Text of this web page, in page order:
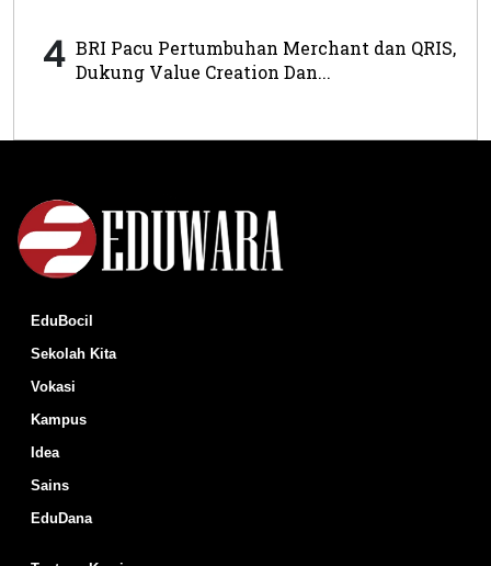
4 BRI Pacu Pertumbuhan Merchant dan QRIS,
Dukung Value Creation Dan...
EduBocil
Sekolah Kita
Vokasi
Kampus
Idea
Sains
EduDana